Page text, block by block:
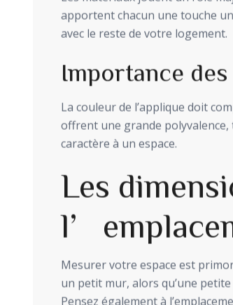
apportent chacun une touche
avec le reste de votre logement.
Importance
La couleur de l’applique doit
offrent une grande
caractère à un espace.
Les
Mesurer votre espace est
un petit mur, alors qu’une
Pensez également à